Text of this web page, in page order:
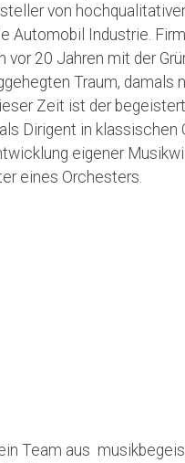
von
Automobil Industrie.
vor 20 Jahren mit der
Traum, damals
Zeit ist der
Dirigent in klassischen
eigener
eines Orchesters.
Team aus